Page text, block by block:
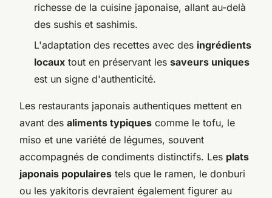
richesse de la cuisine japonaise, allant au-delà
des sushis et sashimis.
L'adaptation des recettes avec des ingrédients
locaux tout en préservant les saveurs uniques
est un signe d'authenticité.
Les restaurants japonais authentiques mettent en
avant des aliments typiques comme le tofu, le
miso et une variété de légumes, souvent
accompagnés de condiments distinctifs. Les plats
japonais populaires tels que le ramen, le donburi
ou les yakitoris devraient également figurer au